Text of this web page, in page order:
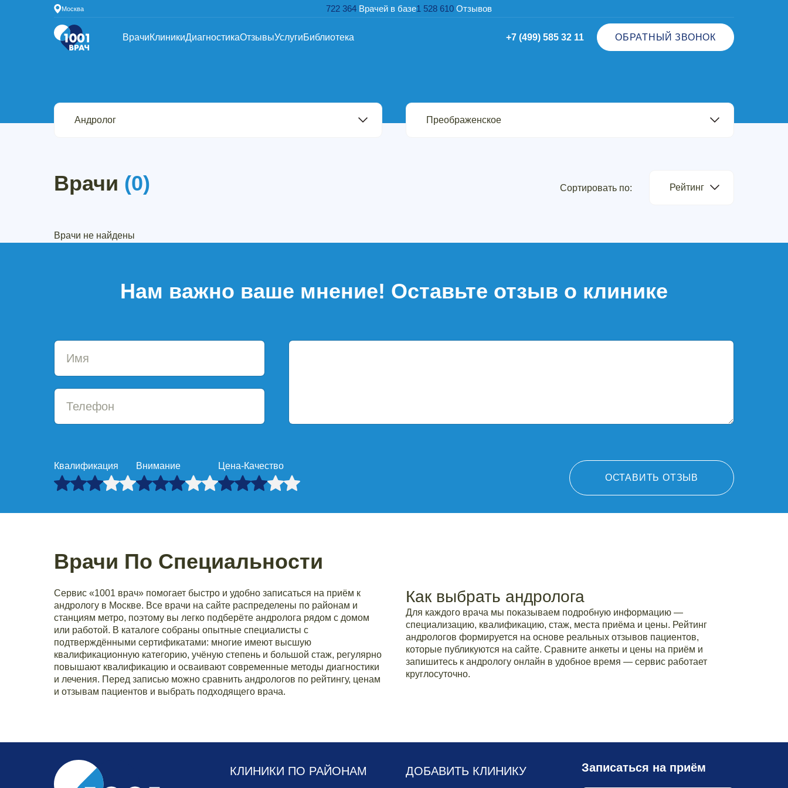
Москва 722 364 Врачей в базе1 528 610 Отзывов
ВрачиКлиникиДиагностикаОтзывыУслугиБиблиотека +7 (499) 585 32 11 ОБРАТНЫЙ ЗВОНОК
Врачи (0) Сортировать по: Рейтинг
Врачи не найдены
Нам важно ваше мнение! Оставьте отзыв о клинике
Квалификация Внимание
Цена-Качество
ОСТАВИТЬ ОТЗЫВ
Врачи По Специальности
Сервис «1001 врач» помогает быстро и удобно записаться на приём к
андрологу в Москве. Все врачи на сайте распределены по районам и
станциям метро, поэтому вы легко подберёте андролога рядом с домом
или работой. В каталоге собраны опытные специалисты с
подтверждёнными сертификатами: многие имеют высшую
квалификационную категорию, учёную степень и большой стаж, регулярно
повышают квалификацию и осваивают современные методы диагностики
и лечения. Перед записью можно сравнить андрологов по рейтингу, ценам
и отзывам пациентов и выбрать подходящего врача.
Как выбрать андролога
Для каждого врача мы показываем подробную информацию —
специализацию, квалификацию, стаж, места приёма и цены. Рейтинг
андрологов формируется на основе реальных отзывов пациентов,
которые публикуются на сайте. Сравните анкеты и цены на приём и
запишитесь к андрологу онлайн в удобное время — сервис работает
круглосуточно.
КЛИНИКИ ПО РАЙОНАМ
ДОБАВИТЬ КЛИНИКУ
Записаться на приём